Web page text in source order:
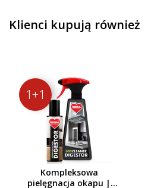
Klienci kupują również
1+1
Kompleksowa
pielęgnacja okapu |